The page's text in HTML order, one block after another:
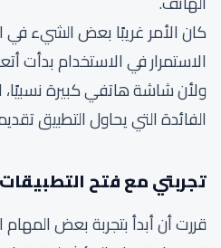
كان الأمر غريبًا بعض الشيء في
الاستمرار في الاستخدام بدأت
ولأن شاشة هاتفي كبيرة
الفائدة التي يحاول التطبيق
تجربتي مع فتح التطبيقات
قررت أن أبدأ بتجربة بعض المهام